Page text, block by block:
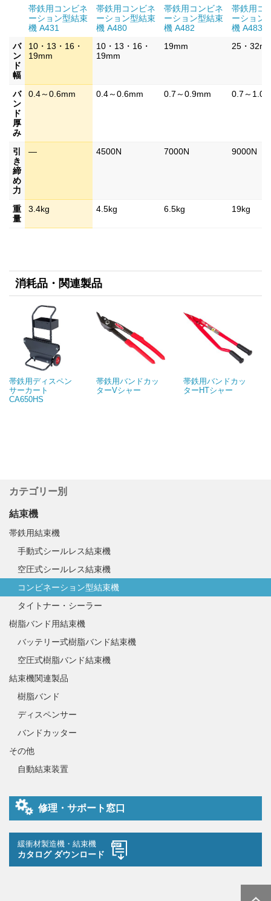
帯鉄用コンビネ
ーション型結束
機 A431
帯鉄用コンビネ
ーション型結束
機 A480
帯鉄用コンビネ
ーション型結束
機 A482
帯鉄用コ
ーション
機 A483
バ
ン
ド
幅
10・13・16・
19mm
10・13・16・
19mm
19mm 25・
バ
ン
ド
厚
み
0.4～0.6mm 0.4～0.6mm 0.7～0.9mm 0.7～
引
き
締
め
力
― 4500N 7000N 9000N
重
量
3.4kg 4.5kg 6.5kg 19kg
消耗品・関連製品
帯鉄用ディスペン
サーカート
CA650HS
帯鉄用バンドカッ
ターVシャー
帯鉄用バンドカッ
ターHTシャー
カテゴリー別
結束機
帯鉄用結束機
手動式シールレス結束機
空圧式シールレス結束機
コンビネーション型結束機
タイトナー・シーラー
樹脂バンド用結束機
バッテリー式樹脂バンド結束機
空圧式樹脂バンド結束機
結束機関連製品
樹脂バンド
ディスペンサー
バンドカッター
その他
自動結束装置
修理・サポート窓口
緩衝材製造機・結束機
カタログ ダウンロード